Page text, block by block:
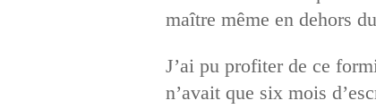
maître même en dehors
J’ai pu profiter de ce
n’avait que six mois